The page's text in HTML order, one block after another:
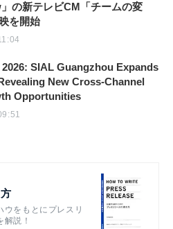
の新テレビCM「チームの変
を開始
SIAL Guangzhou Expands
New Cross-Channel
Opportunities
ウをもとにプレスリ
解説！